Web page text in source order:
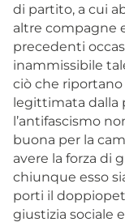
di partito, a cui
altre compagne
precedenti
inammissibile
ciò che
legittimata dalla
l’antifascismo
buona per la
avere la forza di
chiunque esso
porti il
giustizia sociale